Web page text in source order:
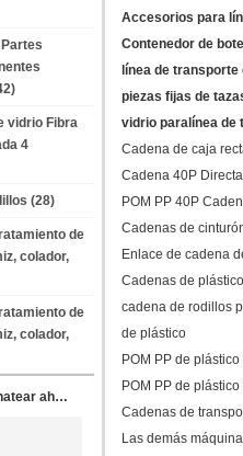
vidrio Fibra
4
(28)
de
colador,
de
colador,
Estoy en línea para chatear ahora
Accesorios para
Contenedor de
línea de
piezas fijas de
vidrio para línea de
Cadena de caja
Cadena 40P
POM PP 40P
Cadenas de
Enlace de cadena
Cadenas de
cadena de rodillos
de plástico
POM PP de
POM PP de
Cadenas de
Las demás